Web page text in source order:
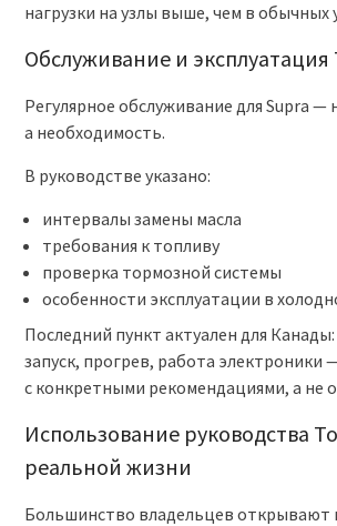
нагрузки на узлы выше, чем в обычных
Обслуживание и эксплуатация
Регулярное обслуживание для Supra —
а необходимость.
В руководстве указано:
интервалы замены масла
требования к топливу
проверка тормозной системы
особенности эксплуатации в
Последний пункт актуален для
запуск, прогрев, работа электроники
с конкретными рекомендациями, а не
Использование руководства
реальной жизни
Большинство владельцев открывают